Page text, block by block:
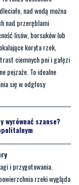
nad wodą można
nad przeręblami
lisów, borsuków lub
koryta rzek,
ciemnych pni i gałęzi
pejzaże. To idealne
się w odgłosy
wyrównać szanse?
i przygotowania.
rzeki wygląda